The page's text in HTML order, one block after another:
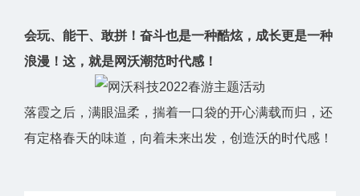
会玩、能干、敢拼！奋斗也是一种酷炫，成长更是一种
浪漫！这，就是网沃潮范时代感！
落霞之后，满眼温柔，揣着一口袋的开心满载而归，还
有定格春天的味道，向着未来出发，创造沃的时代感！